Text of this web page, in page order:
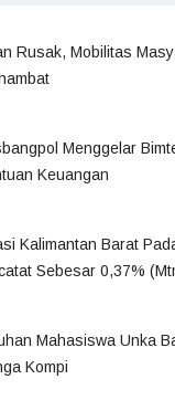
Rusak, Mobilitas
Menggelar
Keuangan
Kalimantan Barat
Sebesar 0,37%
Mahasiswa Unka
Kompi